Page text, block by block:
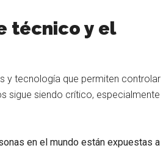
técnico y el
y tecnología que permiten controlar
sigue siendo crítico, especialmente
en el mundo están expuestas a